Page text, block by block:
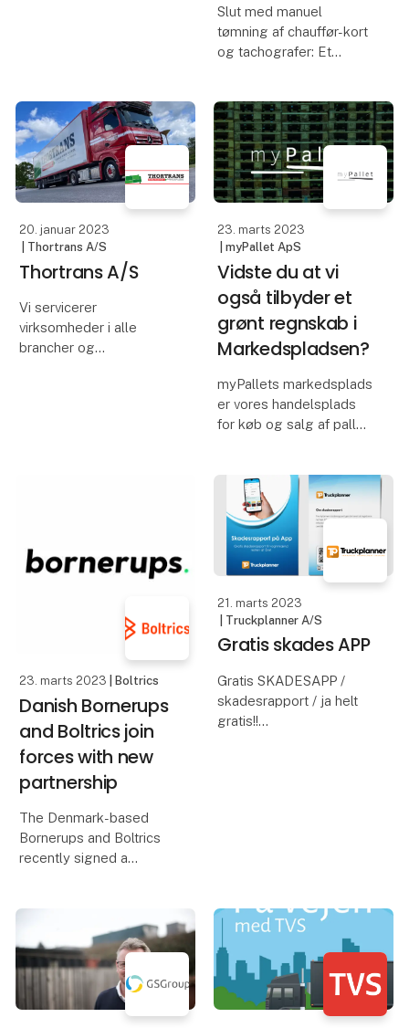
fokus på et objektivt gr
Slut med manuel
tømning af chauffør-kort
og tachografer: Et
Tungvognsspecialisten
giver TLDK overblik over
køre-hviletiden. Det
sparer tid - og penge på
bødekontoen.
”T
20. januar 2023
| Thortrans A/S
Thortrans A/S
Vi servicerer
virksomheder i alle
brancher og
gælder v
23. marts 2023
| myPallet ApS
Vidste du at vi
også tilbyder et
grønt regnskab i
Markedspladsen?
myPallets markedsplads
er vores handelsplads
for køb og salg af paller
myPallet handler vi med
over 40.000 paller om
måneden, og går især
op i at få genanvendt så
meget
23. marts 2023 | Boltrics
Danish Bornerups
and Boltrics join
forces with new
partnership
The Denmark-based
Bornerups and Boltrics
recently signed a
with the 3PL Dynamics
solution from Boltrics.
With the partnership, B
21. marts 2023
| Truckplanner A/S
Gratis skades APP
Gratis SKADESAPP /
skadesrapport / ja helt
gratis!!